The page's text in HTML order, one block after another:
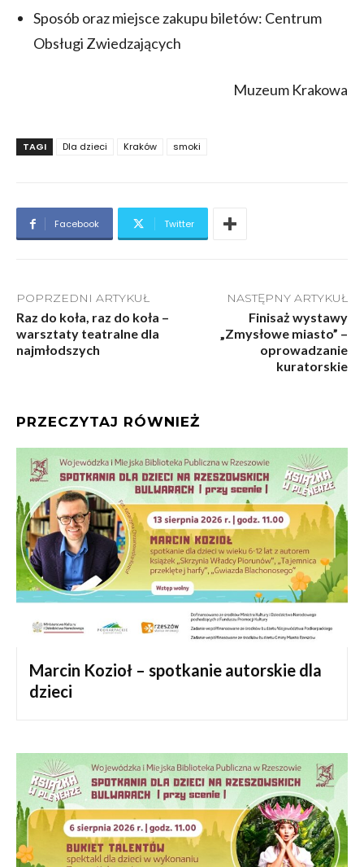
Sposób oraz miejsce zakupu biletów: Centrum
Obsługi Zwiedzających
Muzeum Krakowa
TAGI Dla dzieci Kraków smoki
Facebook Twitter
POPRZEDNI ARTYKUŁ
Raz do koła, raz do koła –
warsztaty teatralne dla
najmłodszych
NASTĘPNY ARTYKUŁ
Finisaż wystawy
„Zmysłowe miasto” –
oprowadzanie
kuratorskie
PRZECZYTAJ RÓWNIEŻ
Marcin Kozioł – spotkanie autorskie dla
dzieci